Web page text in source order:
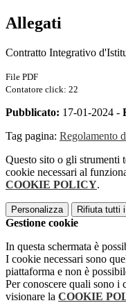
Allegati
Contratto Integrativo
File PDF
Contatore click: 22
Pubblicato: 17-01-2024 -
Tag pagina: Regolamento
Questo sito o gli strumenti
cookie necessari al
COOKIE POLICY.
Personalizza Rifiuta tutti
Gestione cookie
In questa schermata è
I cookie necessari sono
piattaforma e non è
Per conoscere quali sono i
visionare la COOKIE